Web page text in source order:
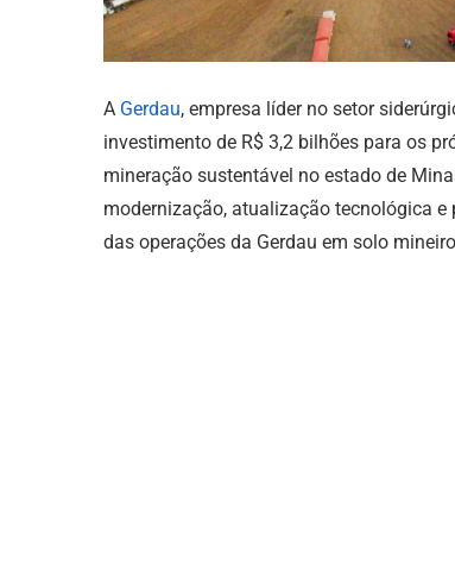
A Gerdau, empresa líder no setor
investimento de R$ 3,2 bilhões para os
mineração sustentável no estado de
modernização, atualização tecnológica
das operações da Gerdau em solo